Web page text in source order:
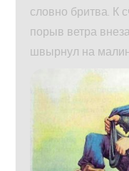
словно бритва. К
порыв ветра
швырнул на